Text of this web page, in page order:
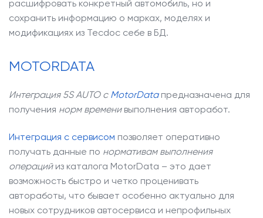
расшифровать конкретный автомобиль, но и
сохранить информацию о марках, моделях и
модификациях из Tecdoc себе в БД.
MOTORDATA
Интеграция 5S AUTO с MotorDataпредназначена для
получения норм временивыполнения авторабот.
Интеграция с сервисом позволяет оперативно
получать данные по нормативам выполнения
операций из каталога MotorData – это дает
возможность быстро и четко проценивать
автоработы, что бывает особенно актуально для
новых сотрудников автосервиса и непрофильных